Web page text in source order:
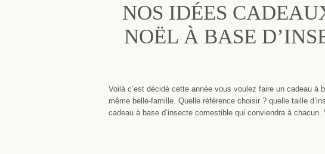
NOS IDÉES
NOËL À BASE
Voilà c’est décidé cette année vous voulez faire un cadeau
même belle-famille. Quelle référence choisir ? quelle taille
cadeau à base d’insecte comestible qui conviendra à chacun.